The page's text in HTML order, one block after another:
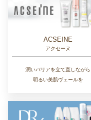
ACSEINE
アクセーヌ
潤いバリアを立て直しながら
明るい美肌ヴェールを